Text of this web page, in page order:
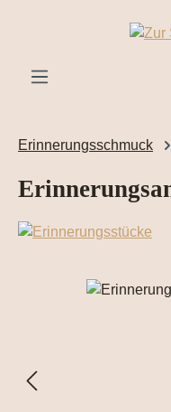
Zum Hauptinhalt springen
Erinnerungsschmuck
Bildergalerie